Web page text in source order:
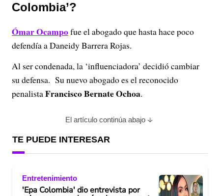
Colombia’?
Ómar Ocampofue el abogado que hasta hace poco
defendía a Daneidy Barrera Rojas.
Al ser condenada, la ‘influenciadora’ decidió cambiar
su defensa. Su nuevo abogado es el reconocido
penalistaFrancisco Bernate Ochoa.
El artículo continúa abajo
TE PUEDE INTERESAR
Entretenimiento
'Epa Colombia' dio entrevista por